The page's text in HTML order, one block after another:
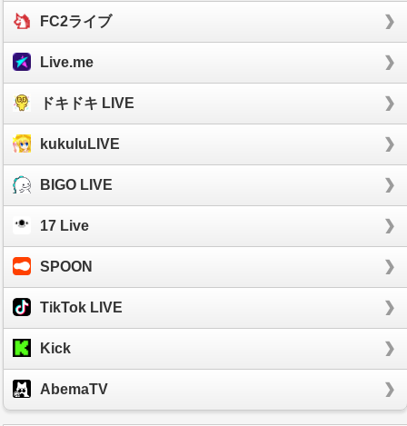
FC2ライブ
Live.me
ドキドキ LIVE
kukuluLIVE
BIGO LIVE
17 Live
SPOON
TikTok LIVE
Kick
AbemaTV